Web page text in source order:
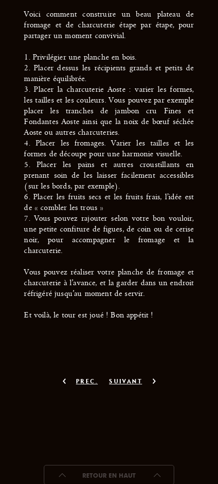
Voici comment construire un beau plateau de
fromage et de charcuterie étape par étape, pour
partager un moment convivial.
1. Privilégier une planche en bois.
2. Placer dessus les récipients grands et petits de
manière équilibrée.
3. Placer la charcuterie Aoste : varier les formes,
les tailles et les couleurs. Vous pouvez par exemple
placer les tranches de jambon cru Fines et
Fondantes Aoste ainsi que la noix de bœuf séchée
Aoste ou autres charcuteries.
4. Placer les fromages. Varier les tailles et les
formes de découpe pour une harmonie visuelle.
5. Placer les pains et autres croustillants en
prenant soin de les laisser facilement accessibles
(sur les bords, par exemple).
6. Placer les fruits secs et les fruits frais, l’idée est
de « combler les trous »
7. Vous pouvez rajouter selon votre bon vouloir,
une petite confiture de figues, de coin ou de cerise
noir, pour accompagner le fromage et la
charcuterie.
Vous pouvez réaliser votre planche de fromage et
charcuterie à l’avance, et la garder dans un endroit
réfrigéré jusqu’au moment de servir.
Et voilà, le tour est joué ! Bon appétit !
PREC. SUIVANT
RETOUR EN HAUT